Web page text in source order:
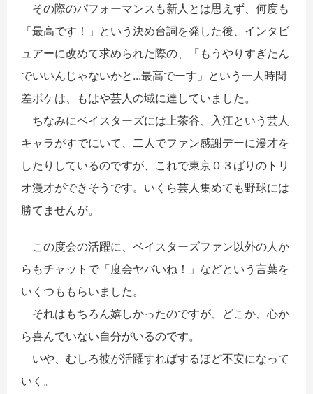
その際のパフォーマンスも新人とは思えず、何度も
「最高です！」という決め台詞を発した後、インタビ
ュアーに改めて求められた際の、「もうやりすぎたん
でいいんじゃないかと ...最高でーす」という一人時間
差ボケは、もはや芸人の域に達していました。
ちなみにベイスターズには上茶谷、入江という芸人
キャラがすでにいて、二人でファン感謝デーに漫才を
したりしているのですが、これで東京０３ばりのトリ
オ漫才ができそうです。いくら芸人集めても野球には
勝てませんが。
この度会の活躍に、ベイスターズファン以外の人か
らもチャットで「度会ヤバいね！」などという言葉を
いくつももらいました。
それはもちろん嬉しかったのですが、どこか、心か
ら喜んでいない自分がいるのです。
いや、むしろ彼が活躍すればするほど不安になって
いく。